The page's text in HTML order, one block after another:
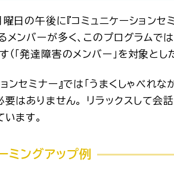
曜日の午後に『コミュニケーション
メンバーが多く、このプログラムで
「発達障害のメンバー」を対象とし
ョンセミナー』では「うまくしゃべれ
要はありません。 リラックスして会
います。
ミングアップ例